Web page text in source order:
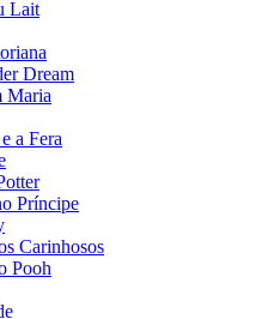
Lait
Dream
Maria
a Fera
Príncipe
Carinhosos
Pooh